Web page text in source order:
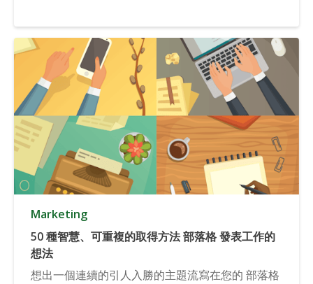
Marketing
50 種智慧、可重複的取得方法 部落格 發表工作的
想法
想出一個連續的引人入勝的主題流寫在您的 部落格